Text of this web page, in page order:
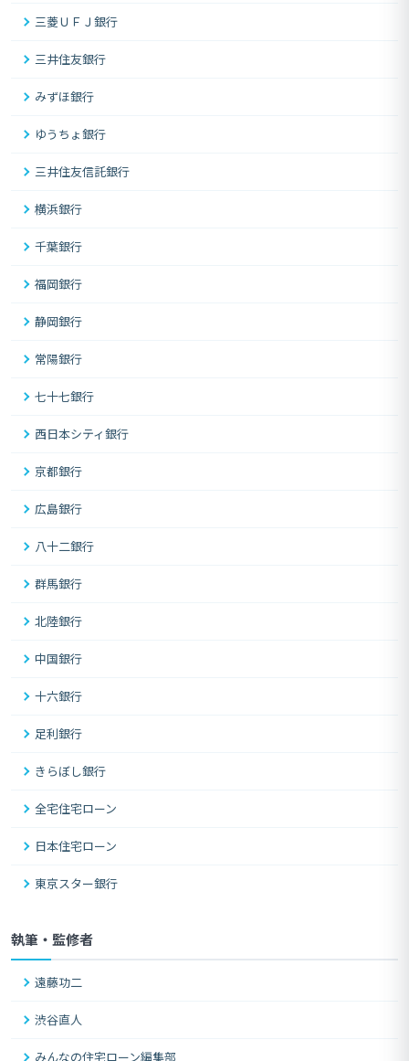
三菱ＵＦＪ銀行
三井住友銀行
みずほ銀行
ゆうちょ銀行
三井住友信託銀行
横浜銀行
千葉銀行
福岡銀行
静岡銀行
常陽銀行
七十七銀行
西日本シティ銀行
京都銀行
広島銀行
八十二銀行
群馬銀行
北陸銀行
中国銀行
十六銀行
足利銀行
きらぼし銀行
全宅住宅ローン
日本住宅ローン
東京スター銀行
執筆・監修者
遠藤功二
渋谷直人
みんなの住宅ローン編集部